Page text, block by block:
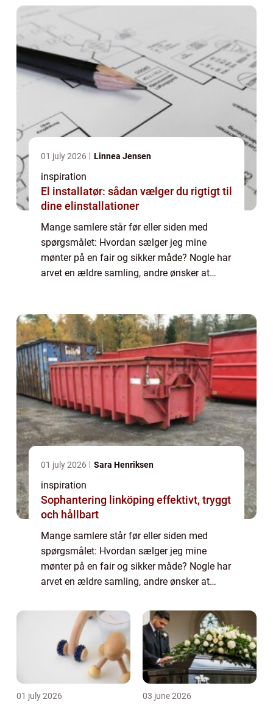
01 july 2026 Linnea Jensen
inspiration
El installatør: sådan vælger du rigtigt til
dine elinstallationer
Mange samlere står før eller siden med
spørgsmålet: Hvordan sælger jeg mine
mønter på en fair og sikker måde? Nogle har
arvet en ældre samling, andre ønsker at
01 july 2026 Sara Henriksen
inspiration
Sophantering linköping effektivt, tryggt
och hållbart
Mange samlere står før eller siden med
spørgsmålet: Hvordan sælger jeg mine
mønter på en fair og sikker måde? Nogle har
arvet en ældre samling, andre ønsker at
at de gerne vil undgå fejl, der koster både p...
01 july 2026 03 june 2026